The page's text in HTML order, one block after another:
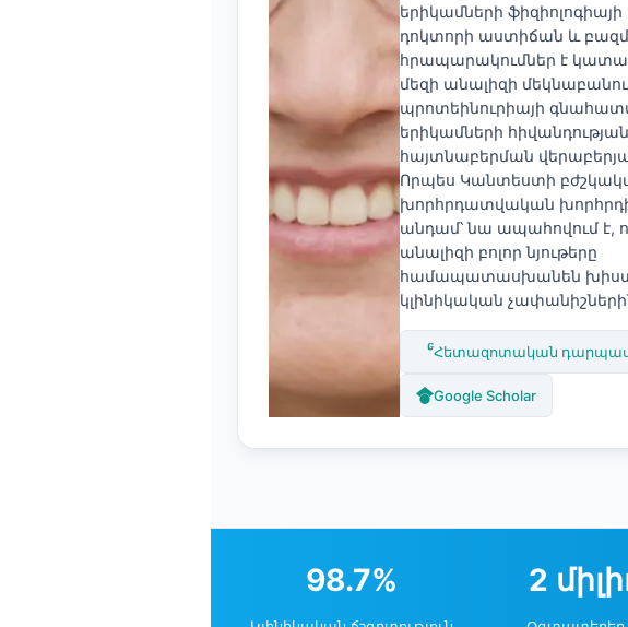
երիկամների ֆիզիոլոգիայի
դոկտորի աստիճան և
հրապարակումներ է
մեզի անալիզի
պրոտեինուրիայի
երիկամների
հայտնաբերման
Որպես Կանտեստի
խորհրդատվական
անդամ՝ նա ապահովում է,
անալիզի բոլոր նյութերը
համապատասխանեն
կլինիկական
Հետազոտական
Google Scholar
98.7% 2
Lietuvių kalba
Slovenščina
Bahasa Melayu